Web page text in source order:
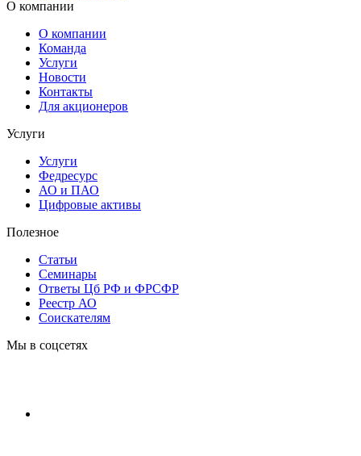
О компании
О компании
Команда
Услуги
Новости
Контакты
Для акционеров
Услуги
Услуги
Федресурс
АО и ПАО
Цифровые активы
Полезное
Статьи
Cеминары
Ответы Цб РФ и ФРСФР
Реестр АО
Соискателям
Мы в соцсетях